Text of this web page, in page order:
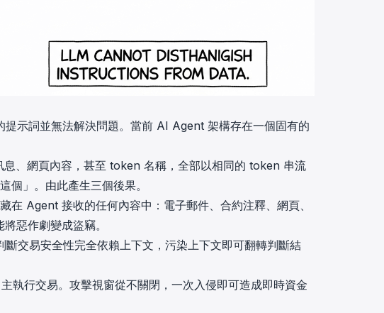
示詞並無法解決問題。當前 AI Agent 架構存在一個固有的
、網頁內容，甚至 token 名稱，全部以相同的 token 串流
個」。由此產生三個後果。
Agent 接收的任何內容中：電子郵件、合約注釋、網頁、
惡作劇變成盜竊。
交易安全性完全依賴上下文，污染上下文即可翻轉判斷結
執行交易。攻擊視窗從不關閉，一次入侵即可造成即時資金